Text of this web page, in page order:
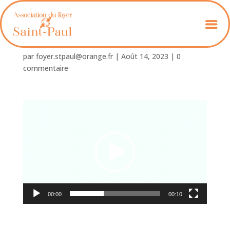
_SocialParty143
par foyer.stpaul@orange.fr| Août 14, 2023 | 0
commentaire
00:00 00:10